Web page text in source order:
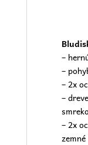
–
–
– 2x
–
– 2x